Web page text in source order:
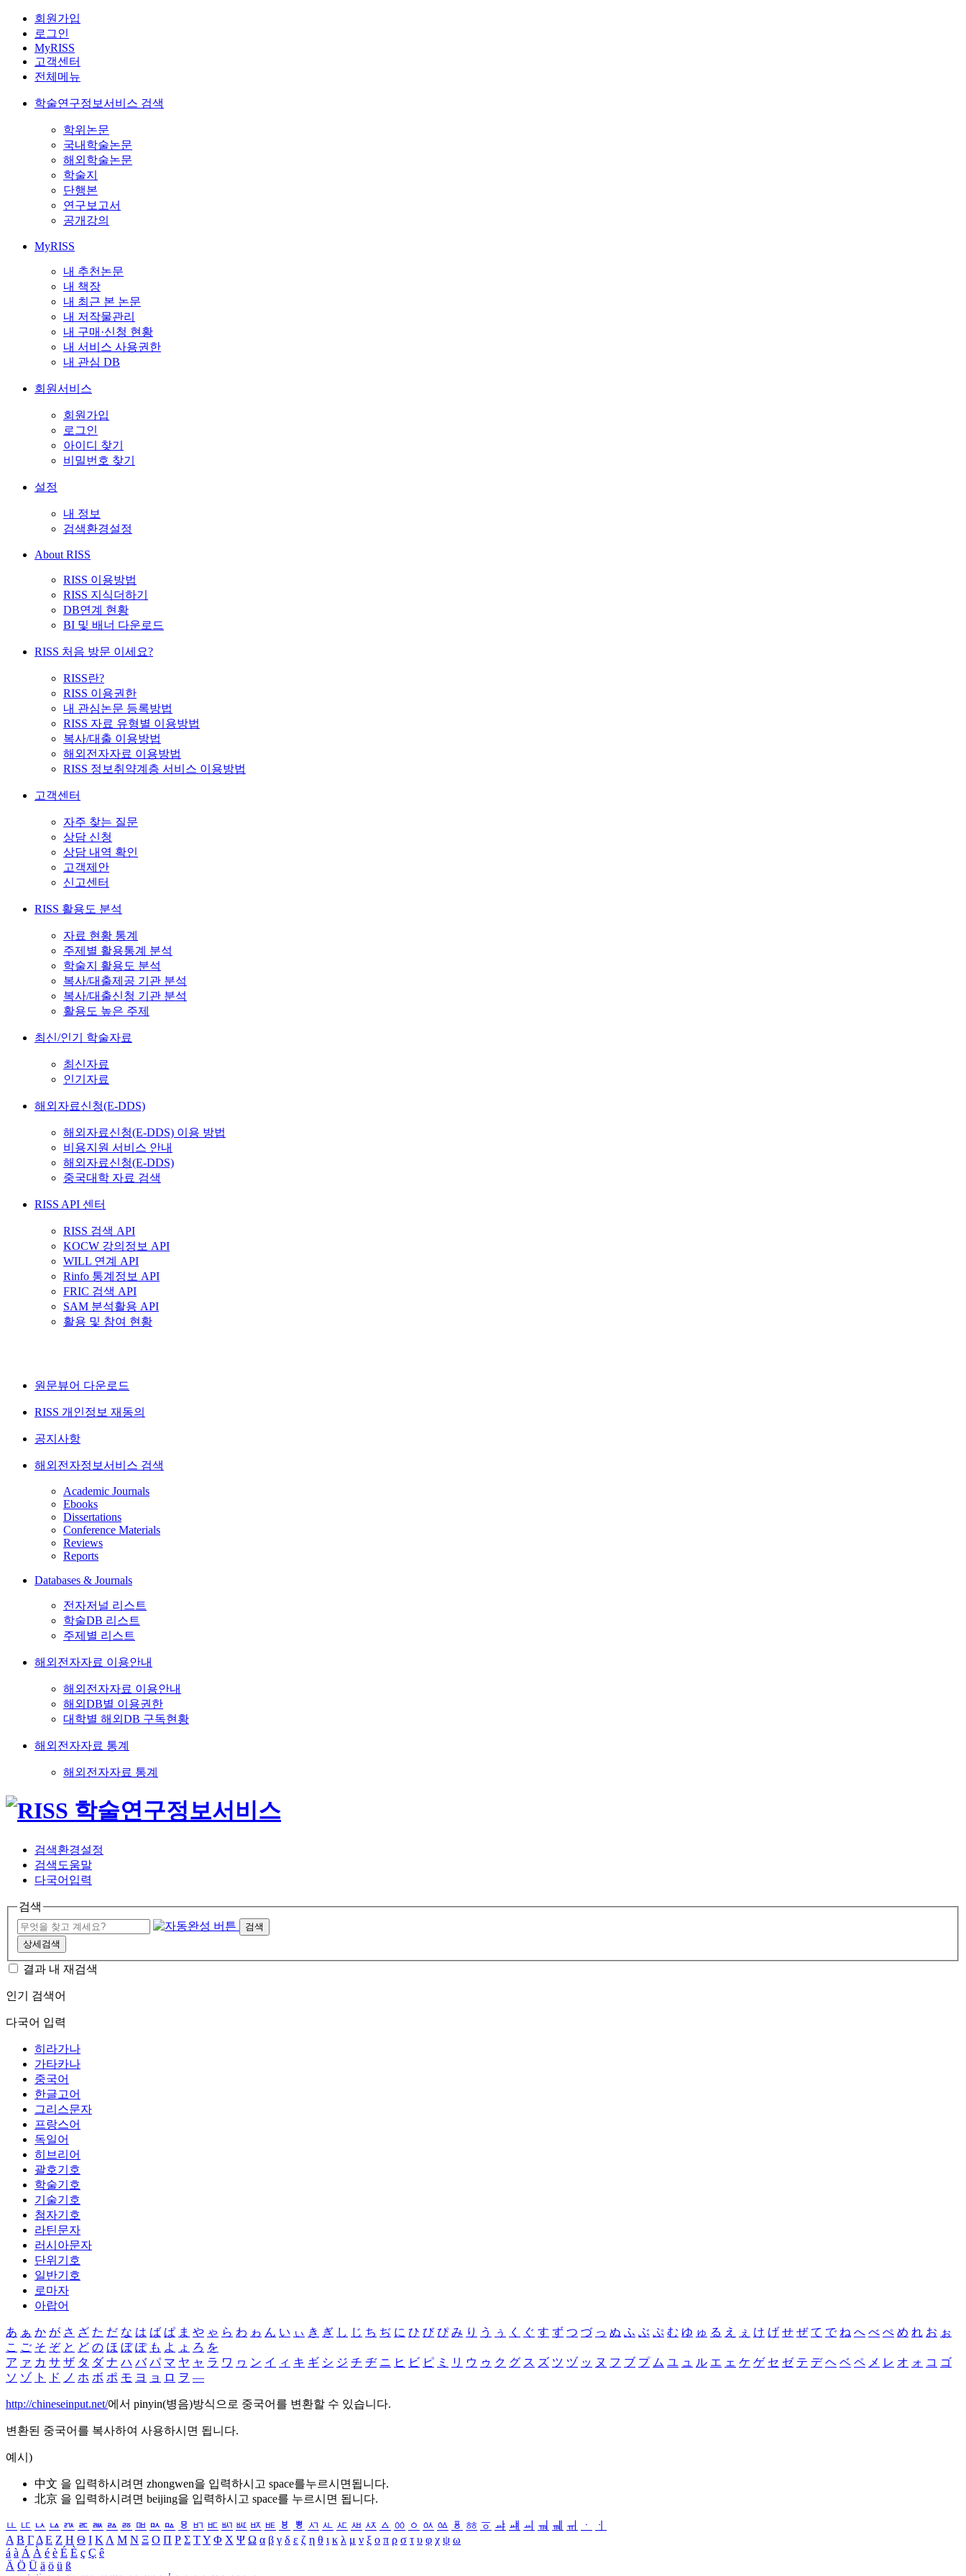
회원가입
로그인
MyRISS
고객센터
전체메뉴
학술연구정보서비스 검색
학위논문
국내학술논문
해외학술논문
학술지
단행본
연구보고서
공개강의
MyRISS
내 추천논문
내 책장
내 최근 본 논문
내 저작물관리
내 구매·신청 현황
내 서비스 사용권한
내 관심 DB
회원서비스
회원가입
로그인
아이디 찾기
비밀번호 찾기
설정
내 정보
검색환경설정
About RISS
RISS 이용방법
RISS 지식더하기
DB연계 현황
BI 및 배너 다운로드
RISS 처음 방문 이세요?
RISS란?
RISS 이용권한
내 관심논문 등록방법
RISS 자료 유형별 이용방법
복사/대출 이용방법
해외전자자료 이용방법
RISS 정보취약계층 서비스 이용방법
고객센터
자주 찾는 질문
상담 신청
상담 내역 확인
고객제안
신고센터
RISS 활용도 분석
자료 현황 통계
주제별 활용통계 분석
학술지 활용도 분석
복사/대출제공 기관 분석
복사/대출신청 기관 분석
활용도 높은 주제
최신/인기 학술자료
최신자료
인기자료
해외자료신청(E-DDS)
해외자료신청(E-DDS) 이용 방법
비용지원 서비스 안내
해외자료신청(E-DDS)
중국대학 자료 검색
RISS API 센터
RISS 검색 API
KOCW 강의정보 API
WILL 연계 API
Rinfo 통계정보 API
FRIC 검색 API
SAM 분석활용 API
활용 및 참여 현황
원문뷰어 다운로드
RISS 개인정보 재동의
공지사항
해외전자정보서비스 검색
Academic Journals
Ebooks
Dissertations
Conference Materials
Reviews
Reports
Databases & Journals
전자저널 리스트
학술DB 리스트
주제별 리스트
해외전자자료 이용안내
해외전자자료 이용안내
해외DB별 이용권한
대학별 해외DB 구독현황
해외전자자료 통계
해외전자자료 통계
검색환경설정
검색도움말
다국어입력
검색
검색
상세검색
결과 내 재검색
인기 검색어
다국어 입력
히라가나
가타카나
중국어
한글고어
그리스문자
프랑스어
독일어
히브리어
괄호기호
학술기호
기술기호
첨자기호
라틴문자
러시아문자
단위기호
일반기호
로마자
아랍어
あ ぁ か が さ ざ た だ な は ば ぱ ま や ゃ ら わ ゎ ん い ぃ き ぎ し じ ち ぢ に ひ び ぴ み り う ぅ く ぐ す ず つ づ っ ぬ ふ ぶ ぷ む ゆ ゅ る え ぇ け げ せ ぜ て で ね へ べ ぺ め れ お ぉ
こ ご そ ぞ と ど の ほ ぼ ぽ も よ ょ ろ を
ア ァ カ サ ザ タ ダ ナ ハ バ パ マ ヤ ャ ラ ワ ヮ ン イ ィ キ ギ シ ジ チ ヂ ニ ヒ ビ ピ ミ リ ウ ゥ ク グ ス ズ ツ ヅ ッ ヌ フ ブ プ ム ユ ュ ル エ ェ ケ ゲ セ ゼ テ デ ヘ ベ ペ メ レ オ ォ コ ゴ
ソ ゾ ト ド ノ ホ ボ ポ モ ヨ ョ ロ ヲ ―
http://chineseinput.net/에서 pinyin(병음)방식으로 중국어를 변환할 수 있습니다.
변환된 중국어를 복사하여 사용하시면 됩니다.
예시)
中文 을 입력하시려면 zhongwen을 입력하시고 space를누르시면됩니다.
北京 을 입력하시려면 beijing을 입력하시고 space를 누르시면 됩니다.
ㅥ ㅦ ㅧ ㅨ ㅩ ㅪ ㅫ ㅬ ㅭ ㅮ ㅯ ㅰ ㅱ ㅲ ㅳ ㅴ ㅵ ㅶ ㅷ ㅸ ㅹ ㅺ ㅻ ㅼ ㅽ ㅾ ㅿ ㆀ ㆁ ㆂ ㆃ ㆄ ㆅ ㆆ ㆇ ㆈ ㆉ ㆊ ㆋ ㆌ ㆍ
ㆎ
Α Β ΓΔ Ε Ζ Η Θ Ι ΚΛ Μ Ν Ξ Ο Π Ρ Σ ΤΥ Φ Χ Ψ Ω α β γ δ ε ζ η θ ι κ λ μ ν ξ ο π ρ σ τ υ φ χ ψ ω
á à Á À é è É È ç Ç ê
Ä Ö Ü ä ö ü ß